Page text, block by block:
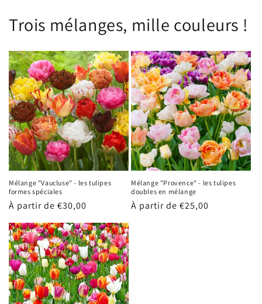
Trois mélanges, mille couleurs !
Mélange "Vaucluse" - les tulipes
formes spéciales
Prix
habituel
À partir de €30,00
Mélange "Provence" - les tulipes
doubles en mélange
Prix
À partir de €25,00